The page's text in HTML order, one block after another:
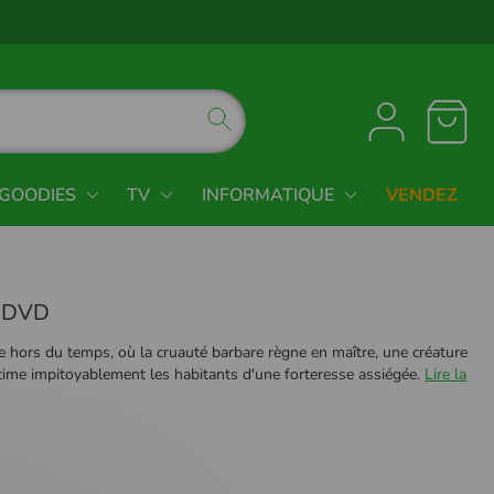
TV INFORMATIQUE VENDEZ
hors du temps, où la cruauté barbare règne en maître, une créature
impitoyablement les habitants d'une forteresse assiégée. Lire la